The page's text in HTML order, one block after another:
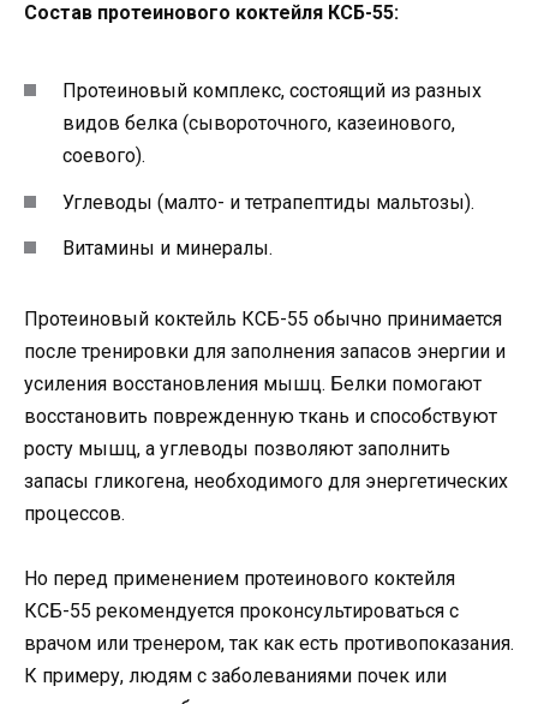
Состав протеинового коктейля КСБ-55:
Протеиновый комплекс, состоящий из разных
видов белка (сывороточного, казеинового,
соевого).
Углеводы (малто- и тетрапептиды мальтозы).
Витамины и минералы.
Протеиновый коктейль КСБ-55 обычно принимается
после тренировки для заполнения запасов энергии и
усиления восстановления мышц. Белки помогают
восстановить поврежденную ткань и способствуют
росту мышц, а углеводы позволяют заполнить
запасы гликогена, необходимого для энергетических
процессов.
Но перед применением протеинового коктейля
КСБ-55 рекомендуется проконсультироваться с
врачом или тренером, так как есть противопоказания.
К примеру, людям с заболеваниями почек или